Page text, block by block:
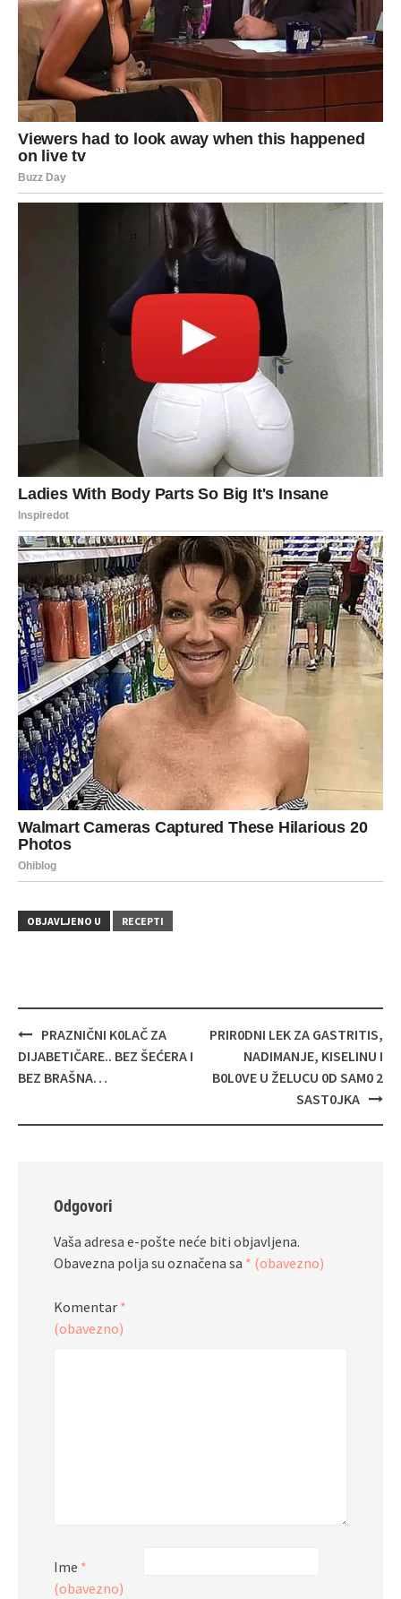
OBJAVLJENO U RECEPTI
Navigacija
objava
PRAZNIČNI K0LAČ ZA
DIJABETIČARE.. BEZ ŠEĆERA I
BEZ BRAŠNA…
PRIR0DNI LEK ZA GASTRITIS,
NADIMANJE, KISELINU I
B0L0VE U ŽELUCU 0D SAM0 2
SAST0JKA
Odgovori
Vaša adresa e-pošte neće biti objavljena.
Obavezna polja su označena sa * (obavezno)
Komentar *
(obavezno)
Ime *
(obavezno)